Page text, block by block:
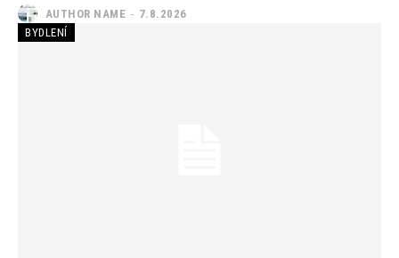
AUTHOR NAME - 7.8.2026
BYDLENÍ